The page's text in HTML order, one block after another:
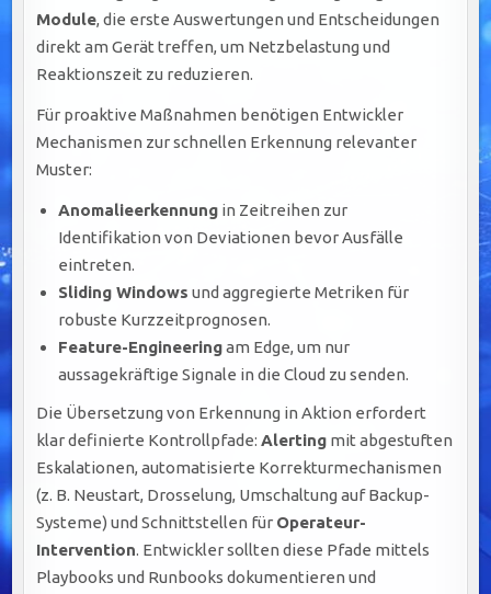
Module, die erste Auswertungen und Entscheidungen
direkt am Gerät treffen, um Netzbelastung und
Reaktionszeit zu reduzieren.
Für proaktive Maßnahmen benötigen Entwickler
Mechanismen zur schnellen Erkennung relevanter
Muster:
Anomalieerkennung in Zeitreihen zur
Identifikation von Deviationen bevor Ausfälle
eintreten.
Sliding Windows und aggregierte Metriken für
robuste Kurzzeitprognosen.
Feature-Engineeringam Edge, um nur
aussagekräftige Signale in die Cloud zu senden.
Die Übersetzung von Erkennung in Aktion erfordert
klar definierte Kontrollpfade:Alerting mit abgestuften
Eskalationen, automatisierte Korrekturmechanismen
(z. B. Neustart, Drosselung, Umschaltung auf Backup-
Systeme) und Schnittstellen für Operateur-
Intervention. Entwickler sollten diese Pfade mittels
Playbooks und Runbooks dokumentieren und